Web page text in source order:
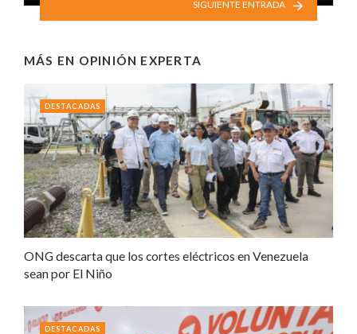
SIGUIENTE ENTRADA
MÁS EN OPINIÓN EXPERTA
ONG descarta que los cortes eléctricos en Venezuela
sean por El Niño
DESTACADAS
DESTACADAS